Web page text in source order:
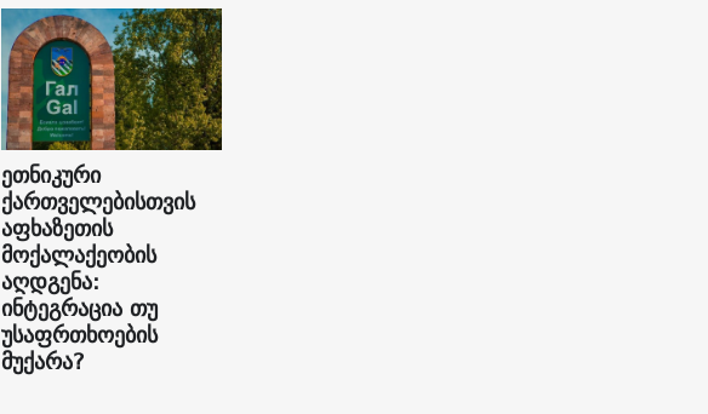
ეთნიკური
ქართველებისთვის
აფხაზეთის
მოქალაქეობის
აღდგენა:
ინტეგრაცია თუ
უსაფრთხოების
მუქარა?